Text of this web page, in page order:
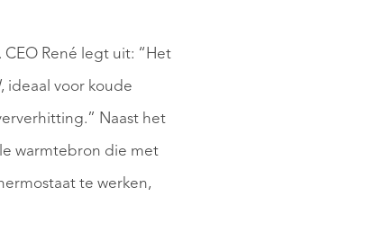
CEO René legt uit: “Het
ideaal voor koude
Naast het
warmtebron die met
te werken,